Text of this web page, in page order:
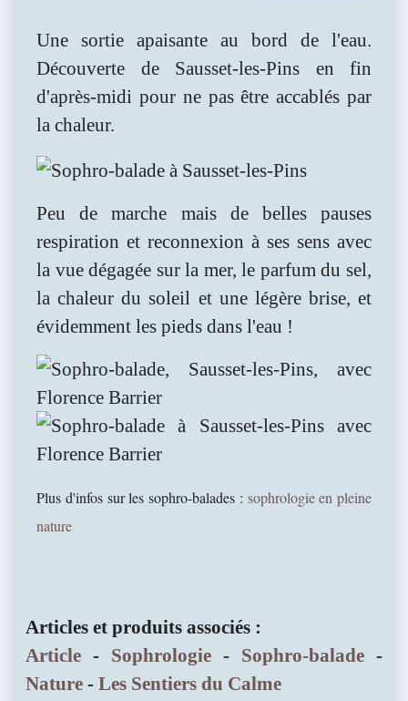
FLORENCE BARRIER
SOPHROLOGIE - HYPNOTHÉRAPIE -
PHOTOSTIMULATION
Avancer et m'épanouir
Une sortie apaisante au bord de l'eau.
Découverte de Sausset-les-Pins en fin
d'après-midi pour ne pas être accablés par
la chaleur.
Peu de marche mais de belles pauses
respiration et reconnexion à ses sens avec
la vue dégagée sur la mer, le parfum du sel,
la chaleur du soleil et une légère brise, et
évidemment les pieds dans l'eau !
Plus d'infos sur les sophro-balades : sophrologie en pleine
nature
Articles et produits associés :
Article - Sophrologie - Sophro-balade -
Nature - Les Sentiers du Calme